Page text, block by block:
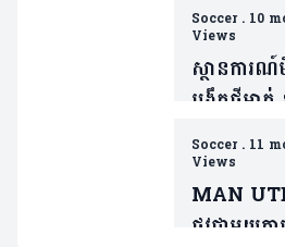
ទង្វើមិនផ្តល់ត
Soccer. 10
Views
ស្ថានការ
បង្វឹកថ្មីម្
Amorim ប្
មួយនេះ
Soccer. 11
Views
MAN
ផ្លូវជាមួយតា